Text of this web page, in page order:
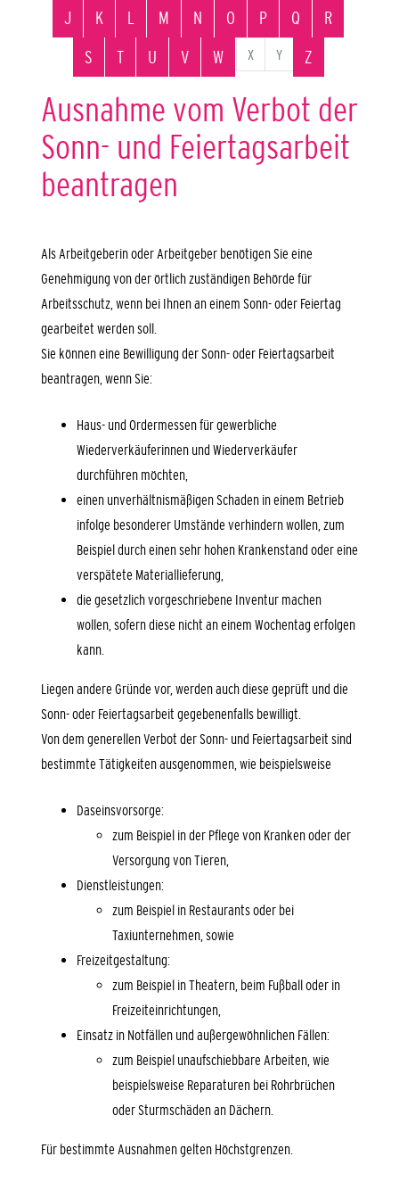
J
K L M N O P Q
R
S
T U V W X Y Z
Ausnahme vom Verbot der
Sonn- und Feiertagsarbeit
beantragen
Als Arbeitgeberin oder Arbeitgeber benötigen Sie eine
Genehmigung von der örtlich zuständigen Behörde für
Arbeitsschutz, wenn bei Ihnen an einem Sonn- oder Feiertag
gearbeitet werden soll.
Sie können eine Bewilligung der Sonn- oder Feiertagsarbeit
beantragen, wenn Sie:
Haus- und Ordermessen für gewerbliche
Wiederverkäuferinnen und Wiederverkäufer
durchführen möchten,
einen unverhältnismäßigen Schaden in einem Betrieb
infolge besonderer Umstände verhindern wollen, zum
Beispiel durch einen sehr hohen Krankenstand oder eine
verspätete Materiallieferung,
die gesetzlich vorgeschriebene Inventur machen
wollen, sofern diese nicht an einem Wochentag erfolgen
kann.
Liegen andere Gründe vor, werden auch diese geprüft und die
Sonn- oder Feiertagsarbeit gegebenenfalls bewilligt.
Von dem generellen Verbot der Sonn- und Feiertagsarbeit sind
bestimmte Tätigkeiten ausgenommen, wie beispielsweise
Daseinsvorsorge:
zum Beispiel in der Pflege von Kranken oder der
Versorgung von Tieren,
Dienstleistungen:
zum Beispiel in Restaurants oder bei
Taxiunternehmen, sowie
Freizeitgestaltung:
zum Beispiel in Theatern, beim Fußball oder in
Freizeiteinrichtungen,
Einsatz in Notfällen und außergewöhnlichen Fällen:
zum Beispiel unaufschiebbare Arbeiten, wie
beispielsweise Reparaturen bei Rohrbrüchen
oder Sturmschäden an Dächern.
Für bestimmte Ausnahmen gelten Höchstgrenzen.